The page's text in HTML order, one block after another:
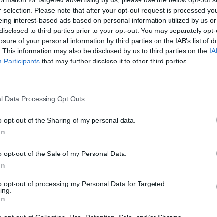
selection. Please note that after your opt-out request is processed
interest-based ads based on personal information utilized by us
to third parties prior to your opt-out. You may separately
of your personal information by third parties on the IAB’s list of
This information may also be disclosed by us to third parties on the
Participants that may further disclose it to other third parties.
Data Processing Opt Outs
opt-out of the Sharing of my personal data.
opt-out of the Sale of my Personal Data.
opt-out of processing my Personal Data for Targeted
fel anledning.
26 svar
inlägget avGrowe för 1 timme
iAllmänt
bromstryck efter
bromsok (Golf V
med jämna
Varför?
46 svar
iGenerell felsökning
i vevhus, Volvo
inlägget av
felsökning
Volvo 245 ?Turbo?
Senaste inlägget av
sedaniProjekt
Renovering av en
Civic Aerodeck VTi
(kaross eller delar
Camaro som
iProjekt